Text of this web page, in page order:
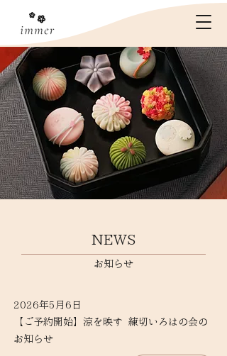
​NEWS
お知らせ
2026年5月6日
【ご予約開始】涼を映す 練切いろはの会の
お知らせ